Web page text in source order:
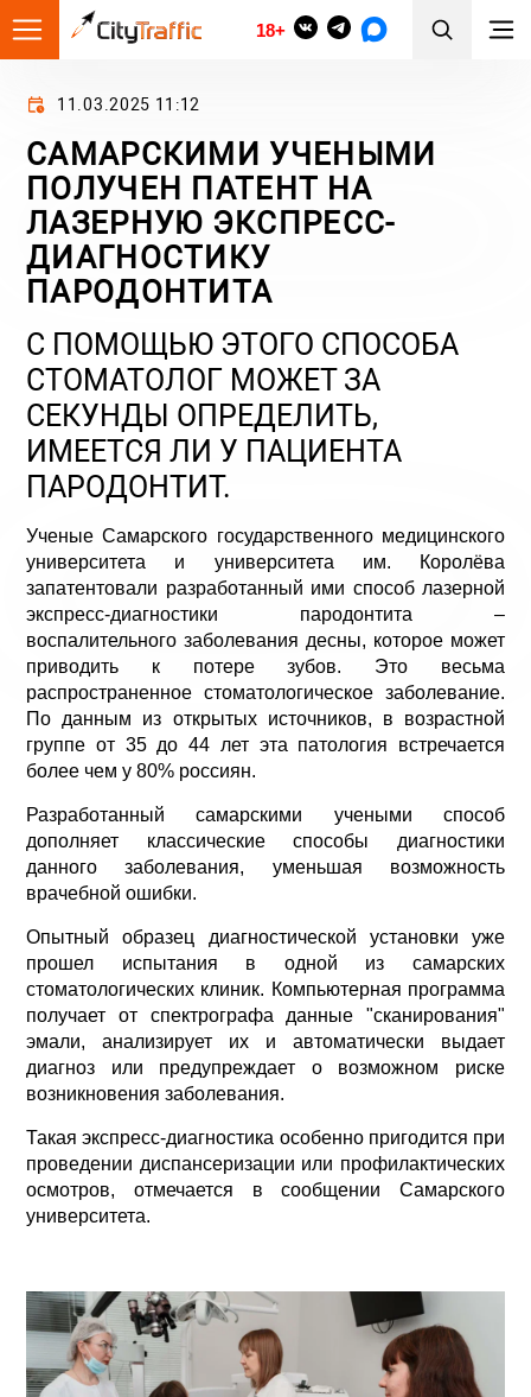
18+
11.03.2025 11:12
САМАРСКИМИ УЧЕНЫМИ
ПОЛУЧЕН ПАТЕНТ НА
ЛАЗЕРНУЮ ЭКСПРЕСС-
ДИАГНОСТИКУ
ПАРОДОНТИТА
С ПОМОЩЬЮ ЭТОГО СПОСОБА
СТОМАТОЛОГ МОЖЕТ ЗА
СЕКУНДЫ ОПРЕДЕЛИТЬ,
ИМЕЕТСЯ ЛИ У ПАЦИЕНТА
ПАРОДОНТИТ.
Ученые Самарского государственного медицинского
университета и университета им. Королёва
запатентовали разработанный ими способ лазерной
экспресс-диагностики пародонтита –
воспалительного заболевания десны, которое может
приводить к потере зубов. Это весьма
распространенное стоматологическое заболевание.
По данным из открытых источников, в возрастной
группе от 35 до 44 лет эта патология встречается
более чем у 80% россиян.
Разработанный самарскими учеными способ
дополняет классические способы диагностики
данного заболевания, уменьшая возможность
врачебной ошибки.
Опытный образец диагностической установки уже
прошел испытания в одной из самарских
стоматологических клиник. Компьютерная программа
получает от спектрографа данные "сканирования"
эмали, анализирует их и автоматически выдает
диагноз или предупреждает о возможном риске
возникновения заболевания.
Такая экспресс-диагностика особенно пригодится при
проведении диспансеризации или профилактических
осмотров, отмечается в сообщении Самарского
университета.